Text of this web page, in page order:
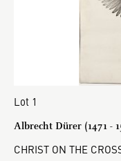
Lot 1
Albrecht Dürer (1471 -
CHRIST ON THE